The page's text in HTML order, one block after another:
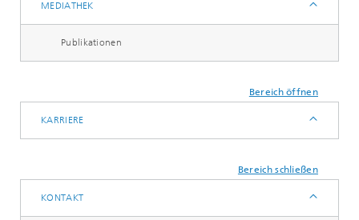
MEDIATHEK
Publikationen
Bereich öffnen
KARRIERE
Bereich schließen
KONTAKT